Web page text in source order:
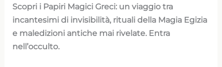
Scopri i Papiri Magici Greci: un viaggio tra
incantesimi di invisibilità, rituali della Magia Egizia
e maledizioni antiche mai rivelate. Entra
nell’occulto.